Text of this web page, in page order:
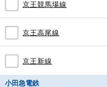
京王競馬場線
京王高尾線
京王新線
小田急電鉄